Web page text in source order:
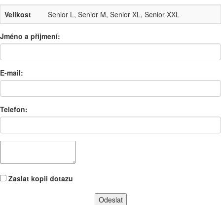
Velikost Senior L, Senior M, Senior XL, Senior XXL
Jméno a příjmení:
E-mail:
Telefon:
Zaslat kopii dotazu